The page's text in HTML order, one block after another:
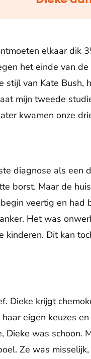
elkaar dik
het einde van
stijl van Kate Bush,
mijn tweede
kwamen onze
diagnose als een
borst. Maar de
veertig en
Het was
kinderen. Dit kan
Dieke krijgt
eigen keuzes
Dieke was schoon.
Ze was